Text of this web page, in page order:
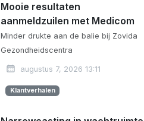
Mooie resultaten
aanmeldzuilen met Medicom
Minder drukte aan de balie bij Zovida
Gezondheidscentra
augustus 7, 2026 13:11
Klantverhalen